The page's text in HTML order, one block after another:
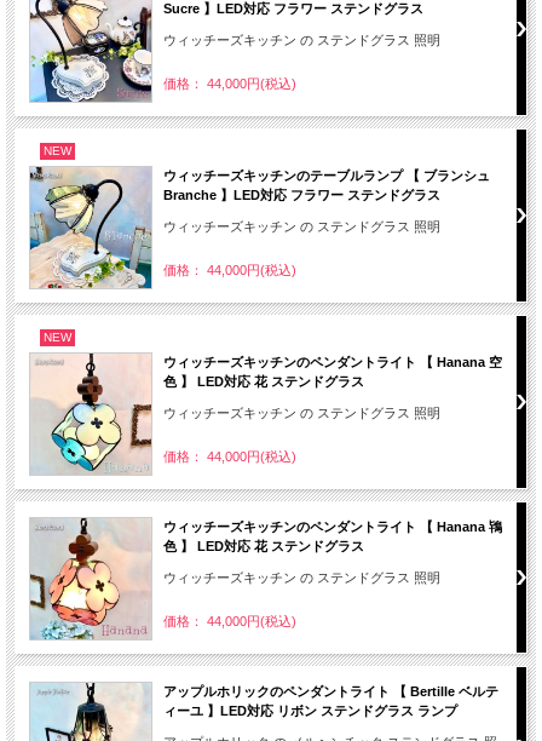
Sucre 】LED対応 フラワー ステンドグラス
ウィッチーズキッチン の ステンドグラス 照明
価格： 44,000円(税込)
NEW
ウィッチーズキッチンのテーブルランプ 【 ブランシュ
Branche 】LED対応 フラワー ステンドグラス
ウィッチーズキッチン の ステンドグラス 照明
価格： 44,000円(税込)
NEW
ウィッチーズキッチンのペンダントライト 【 Hanana 空
色 】 LED対応 花 ステンドグラス
ウィッチーズキッチン の ステンドグラス 照明
価格： 44,000円(税込)
ウィッチーズキッチンのペンダントライト 【 Hanana 鴇
色 】 LED対応 花 ステンドグラス
ウィッチーズキッチン の ステンドグラス 照明
価格： 44,000円(税込)
アップルホリックのペンダントライト 【 Bertille ベルテ
ィーユ 】LED対応 リボン ステンドグラス ランプ